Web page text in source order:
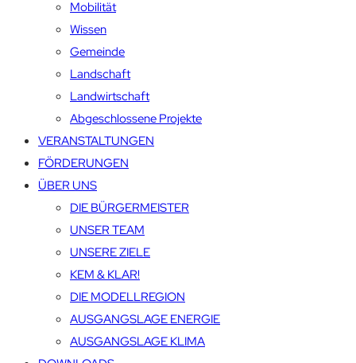
Mobilität
Wissen
Gemeinde
Landschaft
Landwirtschaft
Abgeschlossene Projekte
VERANSTALTUNGEN
FÖRDERUNGEN
ÜBER UNS
DIE BÜRGERMEISTER
UNSER TEAM
UNSERE ZIELE
KEM & KLAR!
DIE MODELLREGION
AUSGANGSLAGE ENERGIE
AUSGANGSLAGE KLIMA